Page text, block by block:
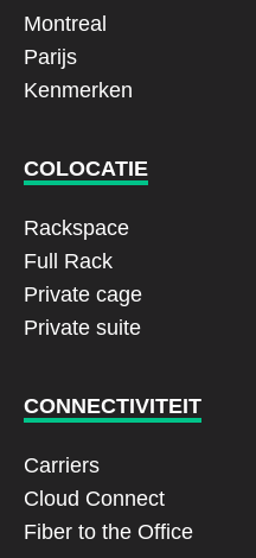
Montreal
Parijs
Kenmerken
COLOCATIE
Rackspace
Full Rack
Private cage
Private suite
CONNECTIVITEIT
Carriers
Cloud Connect
Fiber to the Office